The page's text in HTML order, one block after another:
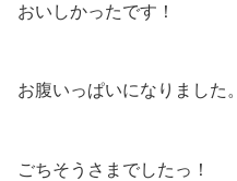
おいしかったです！
お腹いっぱいになりました。
ごちそうさまでしたっ！